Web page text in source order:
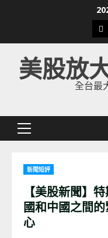
下
載
美
股
美股放
全台最
Primary
新聞短評
【美股新聞】
國和中國之間
心